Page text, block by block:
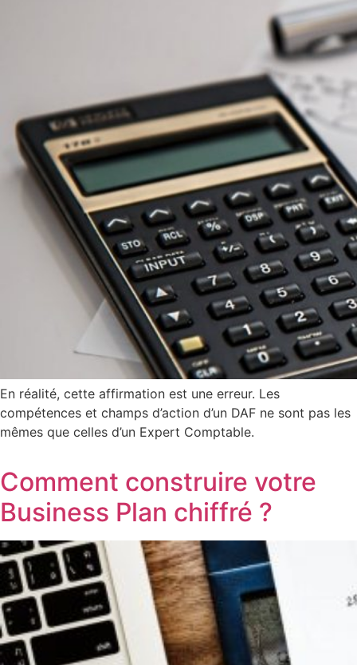
En réalité, cette affirmation est une erreur. Les
compétences et champs d’action d’un DAF ne sont pas les
mêmes que celles d’un Expert Comptable.
Comment construire votre
Business Plan chiffré ?